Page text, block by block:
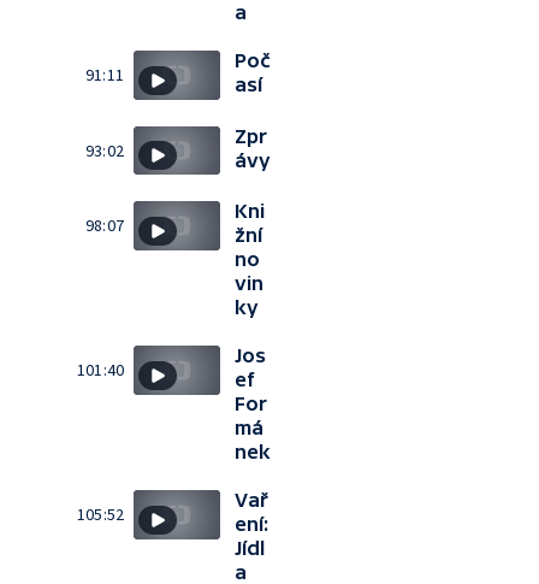
a
91:11
Poč
así
93:02
Zpr
ávy
98:07
Kni
žní
no
vin
ky
101:40
Jos
ef
For
má
nek
105:52
Vař
ení:
Jídl
a